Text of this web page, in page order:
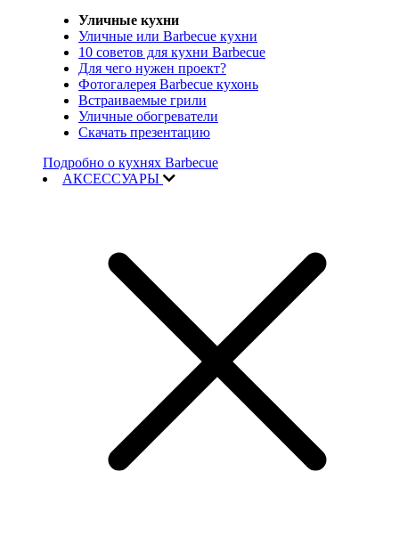
Уличные кухни
Уличные или Barbecue кухни
10 советов для кухни Barbecue
Для чего нужен проект?
Фотогалерея Barbecue кухонь
Встраиваемые грили
Уличные обогреватели
Скачать презентацию
Подробно о кухнях Barbecue
АКСЕССУАРЫ